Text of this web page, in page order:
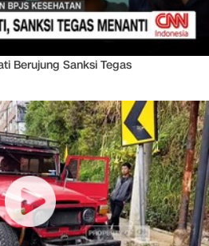
Berujung Sanksi Tegas